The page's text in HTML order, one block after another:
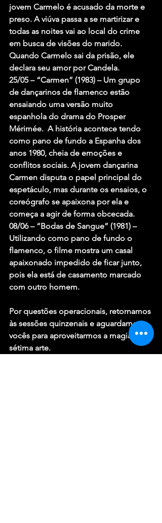
jovem Carmelo é acusado da morte e
preso. A viúva passa a se martirizar e
todas as noites vai ao local do crime
em busca de visões do marido.
Quando Carmelo sai da prisão, ele
declara seu amor por Candela.
25/05 – “Carmen” (1983) – Um grupo
de dançarinos de flamenco estão
ensaiando uma versão muito
espanhola do drama do Prosper
Mérimée.  A história acontece tendo
como pano de fundo a Espanha dos
anos 1980, cheia de emoções e
conflitos sociais. A jovem dançarina
Carmen disputa o papel principal do
espetáculo, mas durante os ensaios, o
coreógrafo se apaixona por ela e
começa a agir de forma obcecada.
08/06 – “Bodas de Sangue” (1981) –
Utilizando como pano de fundo o
flamenco, o filme mostra um casal
apaixonado impedido de ficar junto,
pois ela está de casamento marcado
com outro homem.
Por questões operacionais, retornamos
às sessões quinzenais e aguardamos
vocês para aproveitarmos a magia da
sétima arte.